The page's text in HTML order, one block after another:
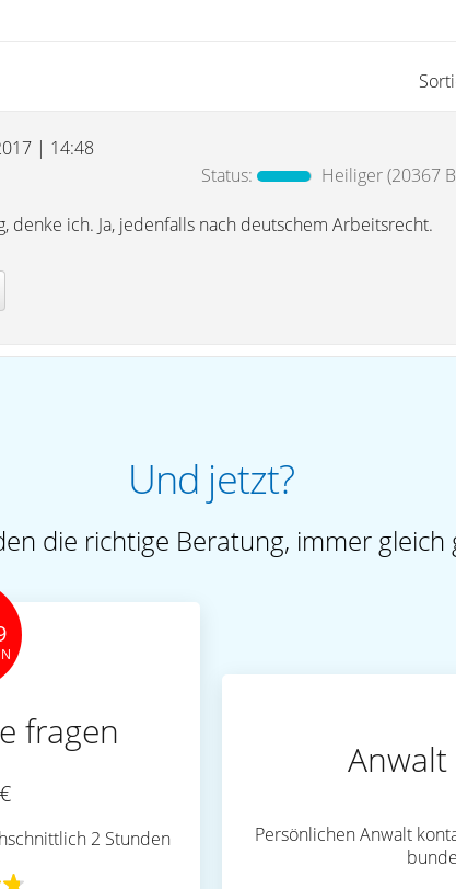
| 14:48
Status:
Heiliger(20367
denke ich. Ja, jedenfalls nach deutschem Arbeitsrecht.
Und jetzt?
die richtige Beratung, immer gleich
fragen
€
2 Stunden
Persönlichen Anwalt